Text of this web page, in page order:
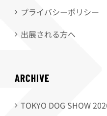
プライバシーポリシー
出展される方へ
ARCHIVE
TOKYO DOG SHOW